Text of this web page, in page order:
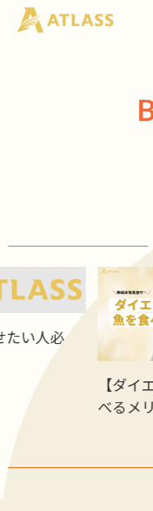
たい人必
【ダイ
べるメ